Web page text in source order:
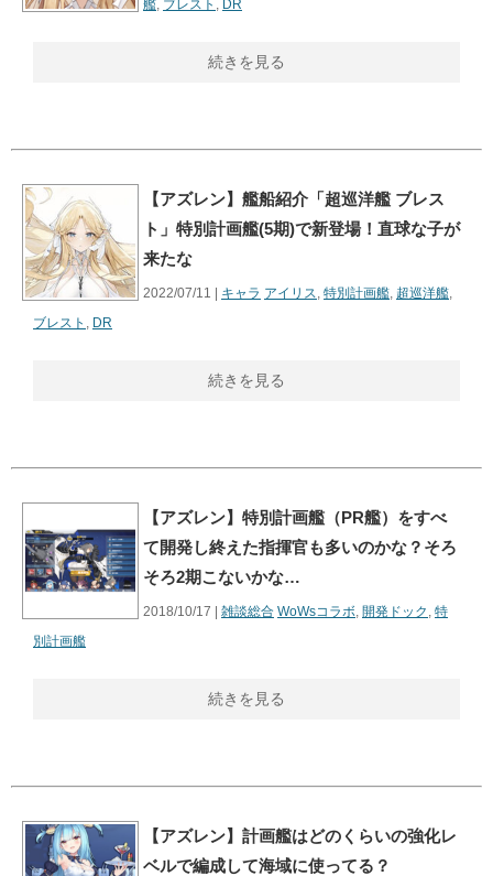
艦, ブレスト , DR
続きを見る
【アズレン】艦船紹介「超巡洋艦 ブレス
ト」特別計画艦(5期)で新登場！直球な子が
来たな
2022/07/11 | キャラ アイリス, 特別計画艦, 超巡洋艦,
ブレスト , DR
続きを見る
【アズレン】特別計画艦（PR艦）をすべ
て開発し終えた指揮官も多いのかな？そろ
そろ2期こないかな…
2018/10/17 | 雑談総合 WoWsコラボ, 開発ドック , 特
別計画艦
続きを見る
【アズレン】計画艦はどのくらいの強化レ
ベルで編成して海域に使ってる？